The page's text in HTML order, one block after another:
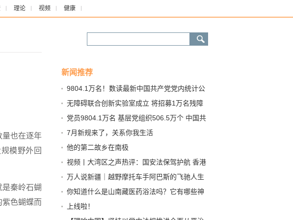
理论 视频 健康
也在逐年
模野外回
秦岭石蝴
色蝴蝶而
新闻推荐
9804.1万名！数读最新中国共产党党内统计公
报
无障碍联合创新实验室成立 将招募1万名残障
代表参与研发
党员9804.1万名 基层党组织506.5万个 中国共
产党党员队伍继续发展壮大 基层党组织政治功能
和组织功能不断增强
7月新规来了，关系你我生活
他的第二故乡在南极
视频丨大湾区之声热评：国安法保驾护航 香港
定风光无限
万人说新疆｜越野摩托车手阿巴斯的飞驰人生
你知道什么是山南藏医药浴法吗？它有哪些神
奇功效？
上线啦！